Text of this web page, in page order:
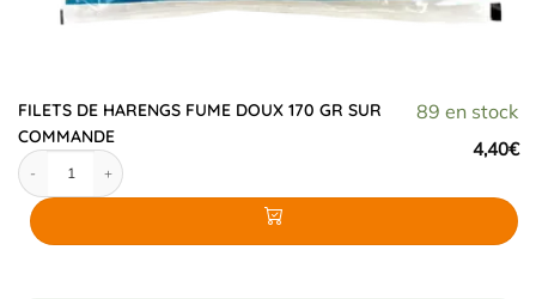
89 en stock
FILETS DE HARENGS FUME DOUX 170 GR SUR
COMMANDE
4,40€
quantité de FILETS DE HARENGS FUME DOUX 170 GR SUR COMMANDE